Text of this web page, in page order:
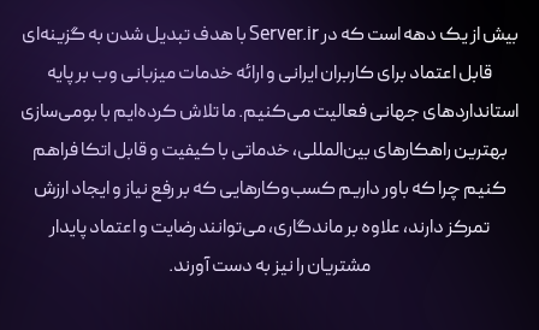
بیش از یک دهه است که در Server.ir با هدف تبدیل شدن به گزینه‌ای
قابل اعتماد برای کاربران ایرانی و ارائه خدمات میزبانی وب بر پایه
استانداردهای جهانی فعالیت می‌کنیم. ما تلاش کرده‌ایم با بومی‌سازی
بهترین راهکارهای بین‌المللی، خدماتی با کیفیت و قابل اتکا فراهم
کنیم چرا که باور داریم کسب‌وکارهایی که بر رفع نیاز و ایجاد ارزش
تمرکز دارند، علاوه بر ماندگاری، می‌توانند رضایت و اعتماد پایدار
مشتریان را نیز به دست آورند.